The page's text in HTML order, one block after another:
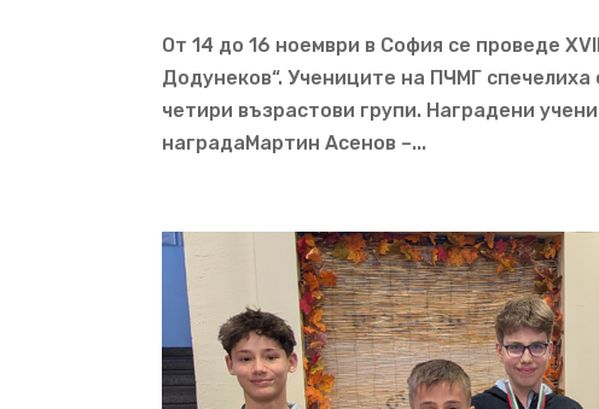
От 14 до 16 ноември в София се проведе
Додунеков“. Учениците на ПЧМГ
четири възрастови групи. Наградени
наградаМартин Асенов –...